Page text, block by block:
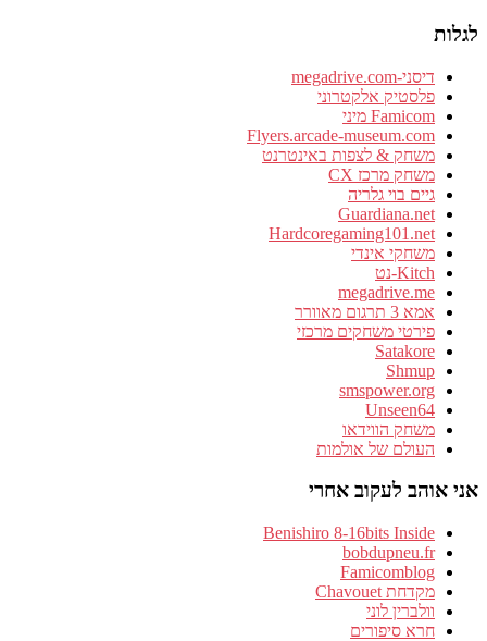
לגלות
דיסני-megadrive.com
פלסטיק אלקטרוני
Famicom מיני
Flyers.arcade-museum.com
משחק & לצפות באינטרנט
משחק מרכז CX
גיים בוי גלריה
Guardiana.net
Hardcoregaming101.net
משחקי אינדי
Kitch-נט
megadrive.me
אמא 3 תרגום מאוורר
פירטי משחקים מרכזי
Satakore
Shmup
smspower.org
Unseen64
משחק הווידאו
העולם של אולמות
אני אוהב לעקוב אחרי
Benishiro 8-16bits Inside
bobdupneu.fr
Famicomblog
מקדחת Chavouet
וולברין לוני
חרא סיפורים